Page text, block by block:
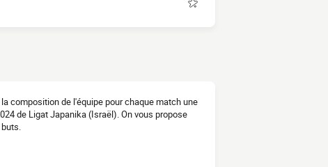
composition de l'équipe pour chaque match une
de Ligat Japanika (Israël). On vous propose